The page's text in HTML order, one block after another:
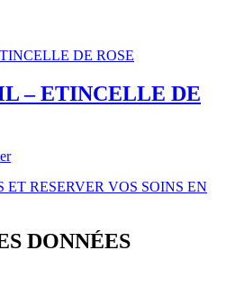
– ETINCELLE DE
RESERVER VOS SOINS EN
DONNÉES